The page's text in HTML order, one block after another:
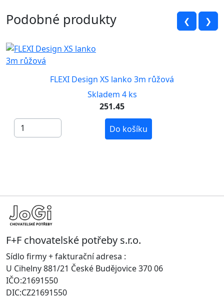
Podobné produkty ❮ ❯
FLEXI Design XS lanko 3m růžová
Skladem 4 ks
251.45
Do košíku
F+F chovatelské potřeby s.r.o.
Sídlo firmy + fakturační adresa :
U Cihelny 881/21 České Budějovice 370 06
IČO:21691550
DIC:CZ21691550